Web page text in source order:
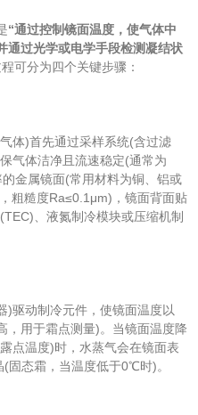
​“通过控制镜面温度，使气体中
通过光学或电学手段检测凝结状
可分为四个关键步骤：
)首先通过采样系统(含过滤
气体洁净且流速稳定(通常为
金属镜面(常用材料为铜、铝或
粗糙度Ra≤0.1μm)，镜面背面贴
、液氮制冷模块或压缩机制
动制冷元件，使镜面温度以​
，用于霜点测量)。当镜面温度降
点温度)时，水蒸气会在镜面表
固态霜，当温度低于0℃时)。